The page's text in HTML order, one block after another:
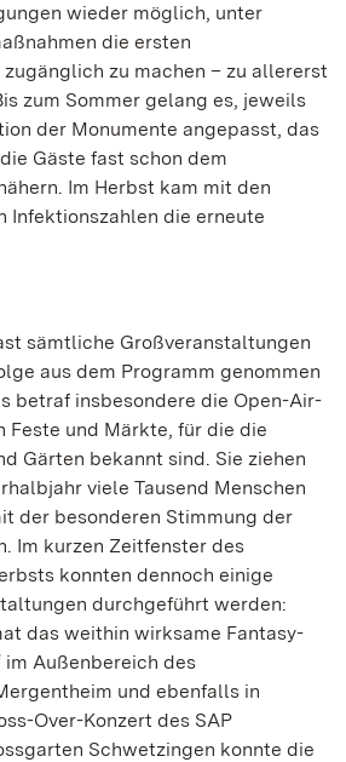
wieder möglich, unter
die ersten
zu machen – zu allererst
zum Sommer gelang es, jeweils
der Monumente angepasst, das
Gäste fast schon dem
Im Herbst kam mit den
Infektionszahlen die erneute
sämtliche Großveranstaltungen
aus dem Programm genommen
betraf insbesondere die Open-Air-
Feste und Märkte, für die die
Gärten bekannt sind. Sie ziehen
viele Tausend Menschen
der besonderen Stimmung der
Im kurzen Zeitfenster des
konnten dennoch einige
durchgeführt werden:
das weithin wirksame Fantasy-
im Außenbereich des
und ebenfalls in
Over-Konzert des SAP
Schwetzingen konnte die